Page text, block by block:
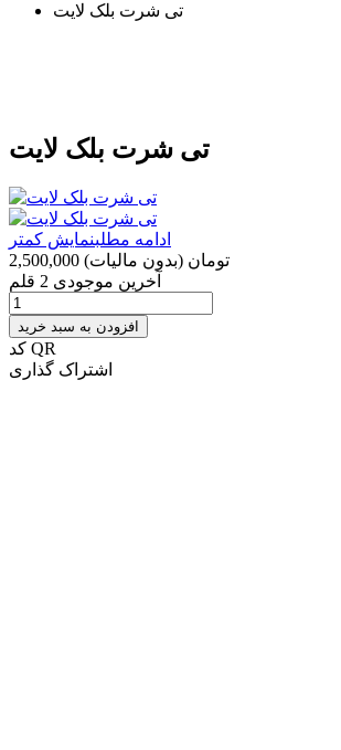
تی شرت بلک لایت
تی شرت بلک لایت
ادامه مطلبنمایش کمتر
2,500,000 تومان (بدون مالیات)
آخرین موجودی 2 قلم
افزودن به سبد خرید
کد QR
اشتراک گذاری